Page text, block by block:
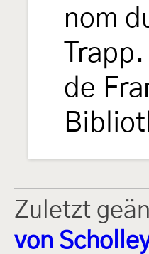
nom
de
Zuletzt
von